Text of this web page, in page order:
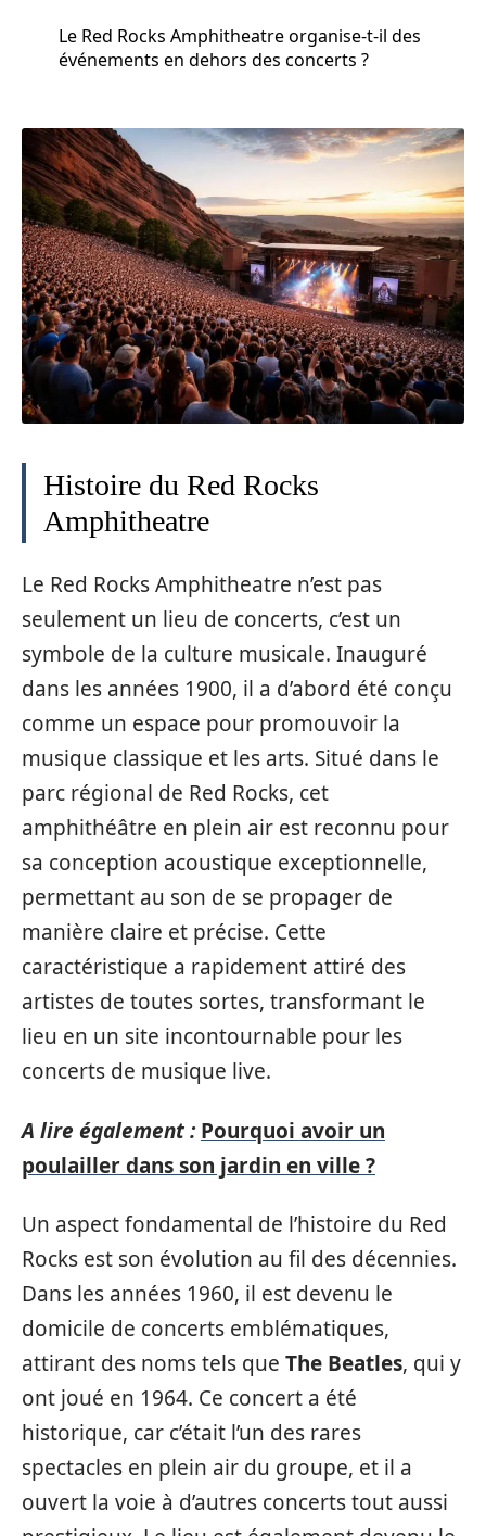
Le Red Rocks Amphitheatre organise-t-il des
événements en dehors des concerts ?
Histoire du Red Rocks
Amphitheatre
Le Red Rocks Amphitheatre n’est pas
seulement un lieu de concerts, c’est un
symbole de la culture musicale. Inauguré
dans les années 1900, il a d’abord été conçu
comme un espace pour promouvoir la
musique classique et les arts. Situé dans le
parc régional de Red Rocks, cet
amphithéâtre en plein air est reconnu pour
sa conception acoustique exceptionnelle,
permettant au son de se propager de
manière claire et précise. Cette
caractéristique a rapidement attiré des
artistes de toutes sortes, transformant le
lieu en un site incontournable pour les
concerts de musique live.
A lire également : Pourquoi avoir un
poulailler dans son jardin en ville ?
Un aspect fondamental de l’histoire du Red
Rocks est son évolution au fil des décennies.
Dans les années 1960, il est devenu le
domicile de concerts emblématiques,
attirant des noms tels que The Beatles, qui y
ont joué en 1964. Ce concert a été
historique, car c’était l’un des rares
spectacles en plein air du groupe, et il a
ouvert la voie à d’autres concerts tout aussi